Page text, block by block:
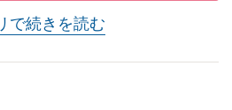
で続きを読む